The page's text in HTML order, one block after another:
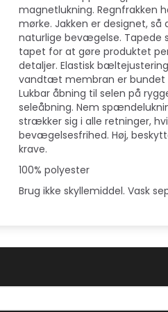
magnetlukning. Regnfrakken
mørke. Jakken er designet,
naturlige bevægelse. Tapede
tapet for at gøre produktet
detaljer. Elastisk
vandtæt membran er bundet
Lukbar åbning til selen på
seleåbning. Nem
strækker sig i alle retninger,
bevægelsesfrihed. Høj,
krave.
100% polyester
Brug ikke skyllemiddel. Vask